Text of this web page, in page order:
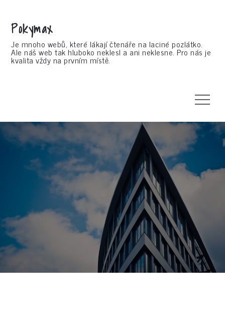
content
Pokymax
Je mnoho webů, které lákají čtenáře na laciné pozlátko.
Ale náš web tak hluboko neklesl a ani neklesne. Pro nás je
kvalita vždy na prvním místě.
Menu